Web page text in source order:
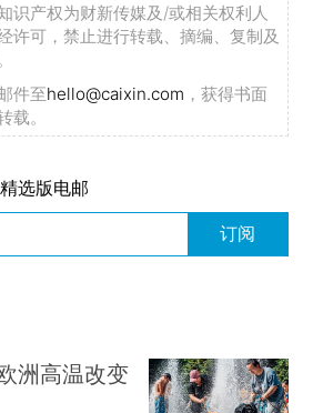
识产权为财新传媒及/或相关权利人
许可，禁止进行转载、摘编、复制及
件至hello@caixin.com ，获得书面
载。
选版电邮
订阅
洲高温改变